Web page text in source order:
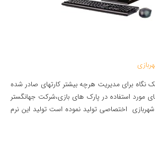
یک نگاه برای مدیریت هرچه بیشتر کارتهای صادر شده
مورد استفاده در پارک های بازی،شرکت جهانگستر
اختصاصی تولید نموده است تولید این نرم